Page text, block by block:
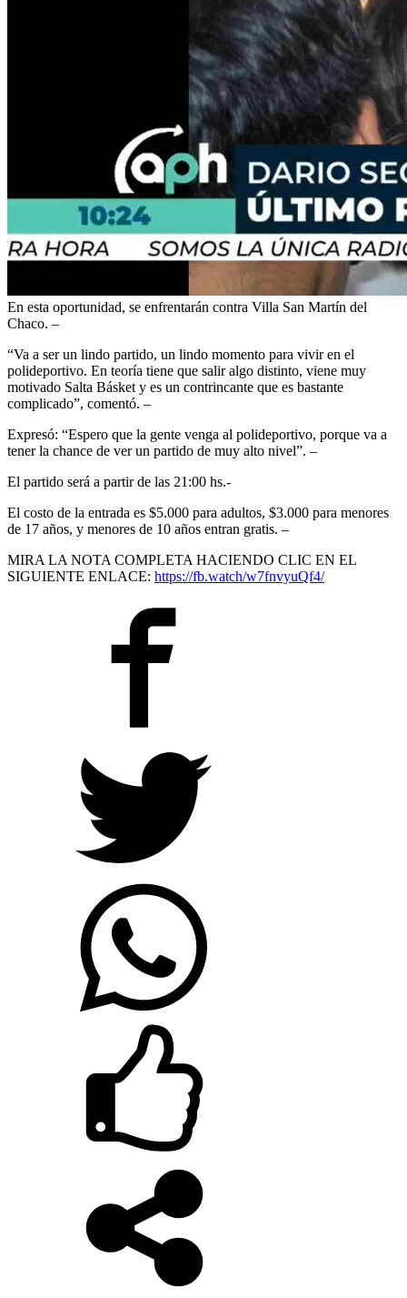
En esta oportunidad, se enfrentarán contra Villa San Martín del
Chaco. –
“Va a ser un lindo partido, un lindo momento para vivir en el
polideportivo. En teoría tiene que salir algo distinto, viene muy
motivado Salta Básket y es un contrincante que es bastante
complicado”, comentó. –
Expresó: “Espero que la gente venga al polideportivo, porque va a
tener la chance de ver un partido de muy alto nivel”. –
El partido será a partir de las 21:00 hs.-
El costo de la entrada es $5.000 para adultos, $3.000 para menores
de 17 años, y menores de 10 años entran gratis. –
MIRA LA NOTA COMPLETA HACIENDO CLIC EN EL
SIGUIENTE ENLACE: https://fb.watch/w7fnvyuQf4/